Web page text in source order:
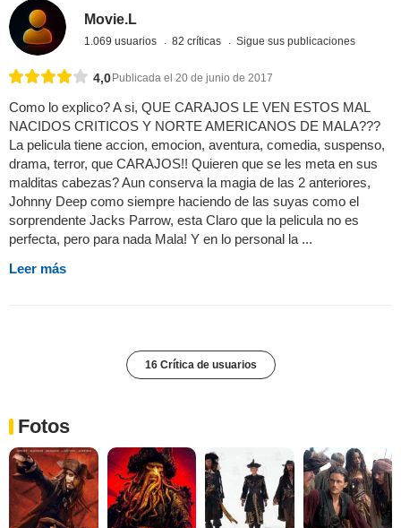
Movie.L
1.069 usuarios 82 críticas Sigue sus publicaciones
4,0 Publicada el 20 de junio de 2017
Como lo explico? A si, QUE CARAJOS LE VEN ESTOS MAL
NACIDOS CRITICOS Y NORTE AMERICANOS DE MALA???
La pelicula tiene accion, emocion, aventura, comedia, suspenso,
drama, terror, que CARAJOS!! Quieren que se les meta en sus
malditas cabezas? Aun conserva la magia de las 2 anteriores,
Johnny Deep como siempre haciendo de las suyas como el
sorprendente Jacks Parrow, esta Claro que la pelicula no es
perfecta, pero para nada Mala! Y en lo personal la ...
Leer más
16 Crítica de usuarios
Fotos